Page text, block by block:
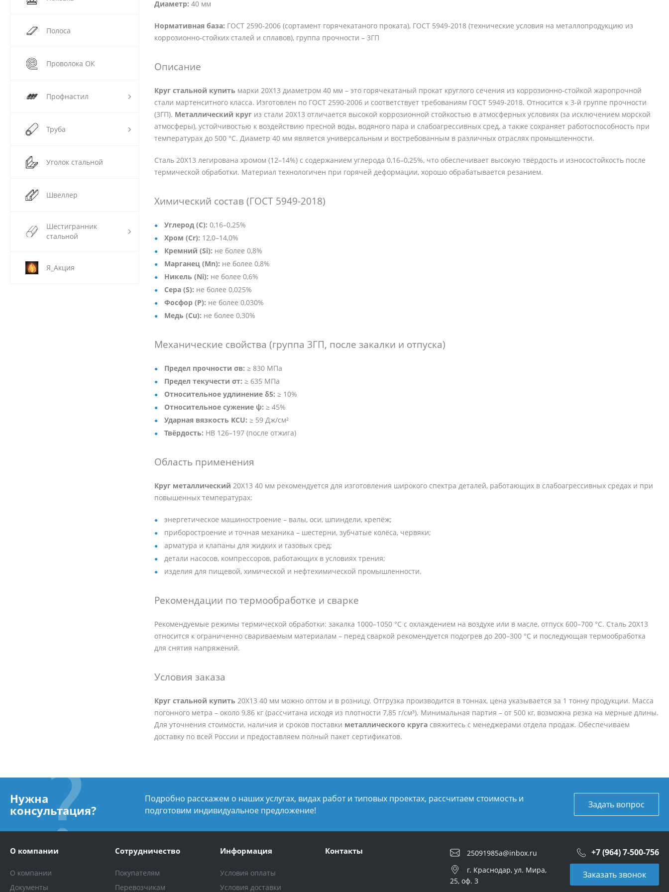
Полоса
Проволока ОК
Профнастил
Труба
Уголок стальной
Швеллер
Шестигранник
стальной
Я_Акция
Диаметр: 40 мм
Нормативная база: ГОСТ 2590-2006 (сортамент горячекатаного проката), ГОСТ 5949-2018 (технические условия на металлопродукцию из
коррозионно-стойких сталей и сплавов), группа прочности – 3ГП
Описание
Круг стальной купить марки 20Х13 диаметром 40 мм – это горячекатаный прокат круглого сечения из коррозионно-стойкой жаропрочной
стали мартенситного класса. Изготовлен по ГОСТ 2590-2006 и соответствует требованиям ГОСТ 5949-2018. Относится к 3-й группе прочности
(3ГП). Металлический круг из стали 20Х13 отличается высокой коррозионной стойкостью в атмосферных условиях (за исключением морской
атмосферы), устойчивостью к воздействию пресной воды, водяного пара и слабоагрессивных сред, а также сохраняет работоспособность при
температурах до 500 °C. Диаметр 40 мм является универсальным и востребованным в различных отраслях промышленности.
Сталь 20Х13 легирована хромом (12–14%) с содержанием углерода 0,16–0,25%, что обеспечивает высокую твёрдость и износостойкость после
термической обработки. Материал технологичен при горячей деформации, хорошо обрабатывается резанием.
Химический состав (ГОСТ 5949-2018)
Углерод (C): 0,16–0,25%
Хром (Cr): 12,0–14,0%
Кремний (Si): не более 0,8%
Марганец (Mn): не более 0,8%
Никель (Ni): не более 0,6%
Сера (S): не более 0,025%
Фосфор (P): не более 0,030%
Медь (Cu): не более 0,30%
Механические свойства (группа 3ГП, после закалки и отпуска)
Предел прочности σв: ≥ 830 МПа
Предел текучести σт: ≥ 635 МПа
Относительное удлинение δ5: ≥ 10%
Относительное сужение ψ: ≥ 45%
Ударная вязкость KCU: ≥ 59 Дж/см²
Твёрдость: HB 126–197 (после отжига)
Область применения
Круг металлический 20Х13 40 мм рекомендуется для изготовления широкого спектра деталей, работающих в слабоагрессивных средах и при
повышенных температурах:
энергетическое машиностроение – валы, оси, шпиндели, крепёж;
приборостроение и точная механика – шестерни, зубчатые колёса, червяки;
арматура и клапаны для жидких и газовых сред;
детали насосов, компрессоров, работающих в условиях трения;
изделия для пищевой, химической и нефтехимической промышленности.
Рекомендации по термообработке и сварке
Рекомендуемые режимы термической обработки: закалка 1000–1050 °C с охлаждением на воздухе или в масле, отпуск 600–700 °C. Сталь 20Х13
относится к ограниченно свариваемым материалам – перед сваркой рекомендуется подогрев до 200–300 °C и последующая термообработка
для снятия напряжений.
Условия заказа
Круг стальной купить 20Х13 40 мм можно оптом и в розницу. Отгрузка производится в тоннах, цена указывается за 1 тонну продукции. Масса
погонного метра – около 9,86 кг (рассчитана исходя из плотности 7,85 г/см³). Минимальная партия – от 500 кг, возможна резка на мерные длины.
Для уточнения стоимости, наличия и сроков поставки металлического круга свяжитесь с менеджерами отдела продаж. Обеспечиваем
доставку по всей России и предоставляем полный пакет сертификатов.
Нужна
консультация?
Подробно расскажем о наших услугах, видах работ и типовых проектах, рассчитаем стоимость и
подготовим индивидуальное предложение!
Задать вопрос
О компании
О компании
Документы
Сотрудничество
Покупателям
Перевозчикам
Информация
Условия оплаты
Условия доставки
Контакты 25091985a@inbox.ru +7 (964) 7-500-756
г. Краснодар, ул. Мира,
25, оф. 3
Заказать звонок